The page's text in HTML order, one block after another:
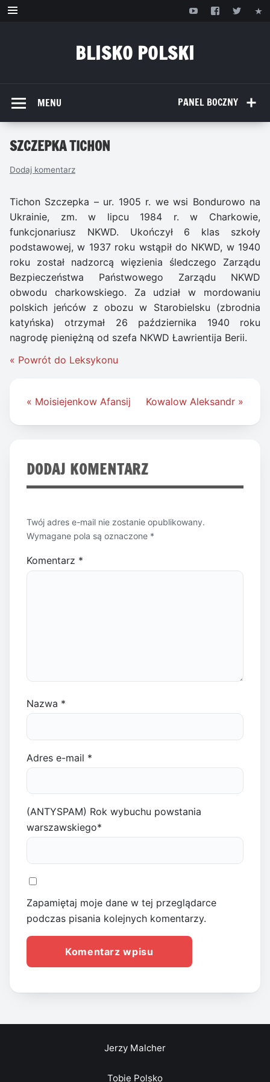
Przejdź
BLISKO POLSKI
PANEL BOCZNY
MENU
SZCZEPKA TICHON
Dodaj komentarz
Tichon Szczepka – ur. 1905 r. we wsi Bondurowo na
Ukrainie, zm. w lipcu 1984 r. w Charkowie,
funkcjonariusz NKWD. Ukończył 6 klas szkoły
podstawowej, w 1937 roku wstąpił do NKWD, w 1940
roku został nadzorcą więzienia śledczego Zarządu
Bezpieczeństwa Państwowego Zarządu NKWD
obwodu charkowskiego. Za udział w mordowaniu
polskich jeńców z obozu w Starobielsku (zbrodnia
katyńska) otrzymał 26 października 1940 roku
nagrodę pieniężną od szefa NKWD Ławrientija Berii.
« Powrót do Leksykonu
Nawigacja
« Moisiejenkow Afansij Kowalow Aleksandr »
DODAJ KOMENTARZ
Twój adres e-mail nie zostanie opublikowany.
Wymagane pola są oznaczone *
Komentarz *
Nazwa *
Adres e-mail *
(ANTYSPAM) Rok wybuchu powstania
warszawskiego*
Zapamiętaj moje dane w tej przeglądarce
podczas pisania kolejnych komentarzy.
Jerzy Malcher
Tobie Polsko